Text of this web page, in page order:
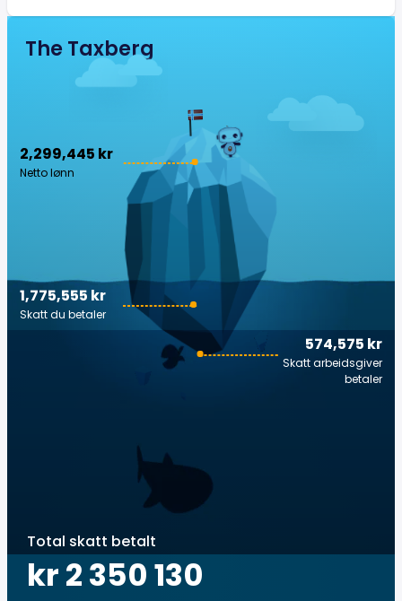
The Taxberg
2,299,445 kr
Netto lønn
574,575 kr
Skatt arbeidsgiver
betaler
1,775,555 kr
Skatt du betaler
Total skatt betalt
kr 2 350 130